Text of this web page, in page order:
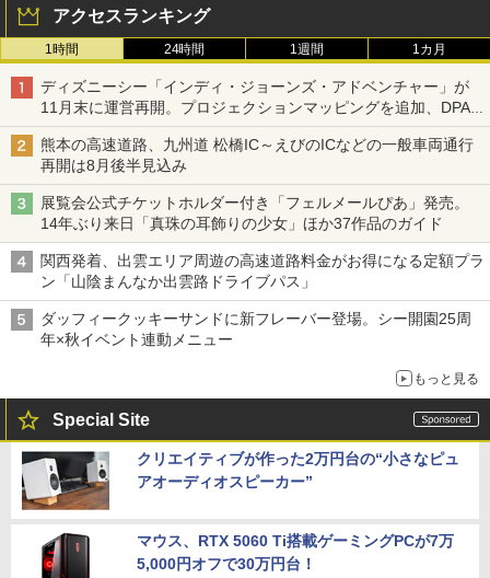
アクセスランキング
1時間 24時間 1週間 1カ月
ディズニーシー「インディ・ジョーンズ・アドベンチャー」が
11月末に運営再開。プロジェクションマッピングを追加、DPA
は1500円
熊本の高速道路、九州道 松橋IC～えびのICなどの一般車両通行
再開は8月後半見込み
展覧会公式チケットホルダー付き「フェルメールぴあ」発売。
14年ぶり来日「真珠の耳飾りの少女」ほか37作品のガイド
関西発着、出雲エリア周遊の高速道路料金がお得になる定額プラ
ン「山陰まんなか出雲路ドライブパス」
ダッフィークッキーサンドに新フレーバー登場。シー開園25周
年×秋イベント連動メニュー
もっと見る
Special Site
クリエイティブが作った2万円台の“小さなピュ
アオーディオスピーカー”
マウス、RTX 5060 Ti搭載ゲーミングPCが7万
5,000円オフで30万円台！